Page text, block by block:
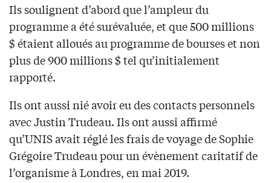
Ils soulignent d’abord que l’ampleur du
programme a été surévaluée, et que 500 millions
$ étaient alloués au programme de bourses et non
plus de 900 millions $ tel qu’initialement
rapporté.
Ils ont aussi nié avoir eu des contacts personnels
avec Justin Trudeau. Ils ont aussi affirmé
qu’UNIS avait réglé les frais de voyage de Sophie
Grégoire Trudeau pour un évènement caritatif de
l’organisme à Londres, en mai 2019.